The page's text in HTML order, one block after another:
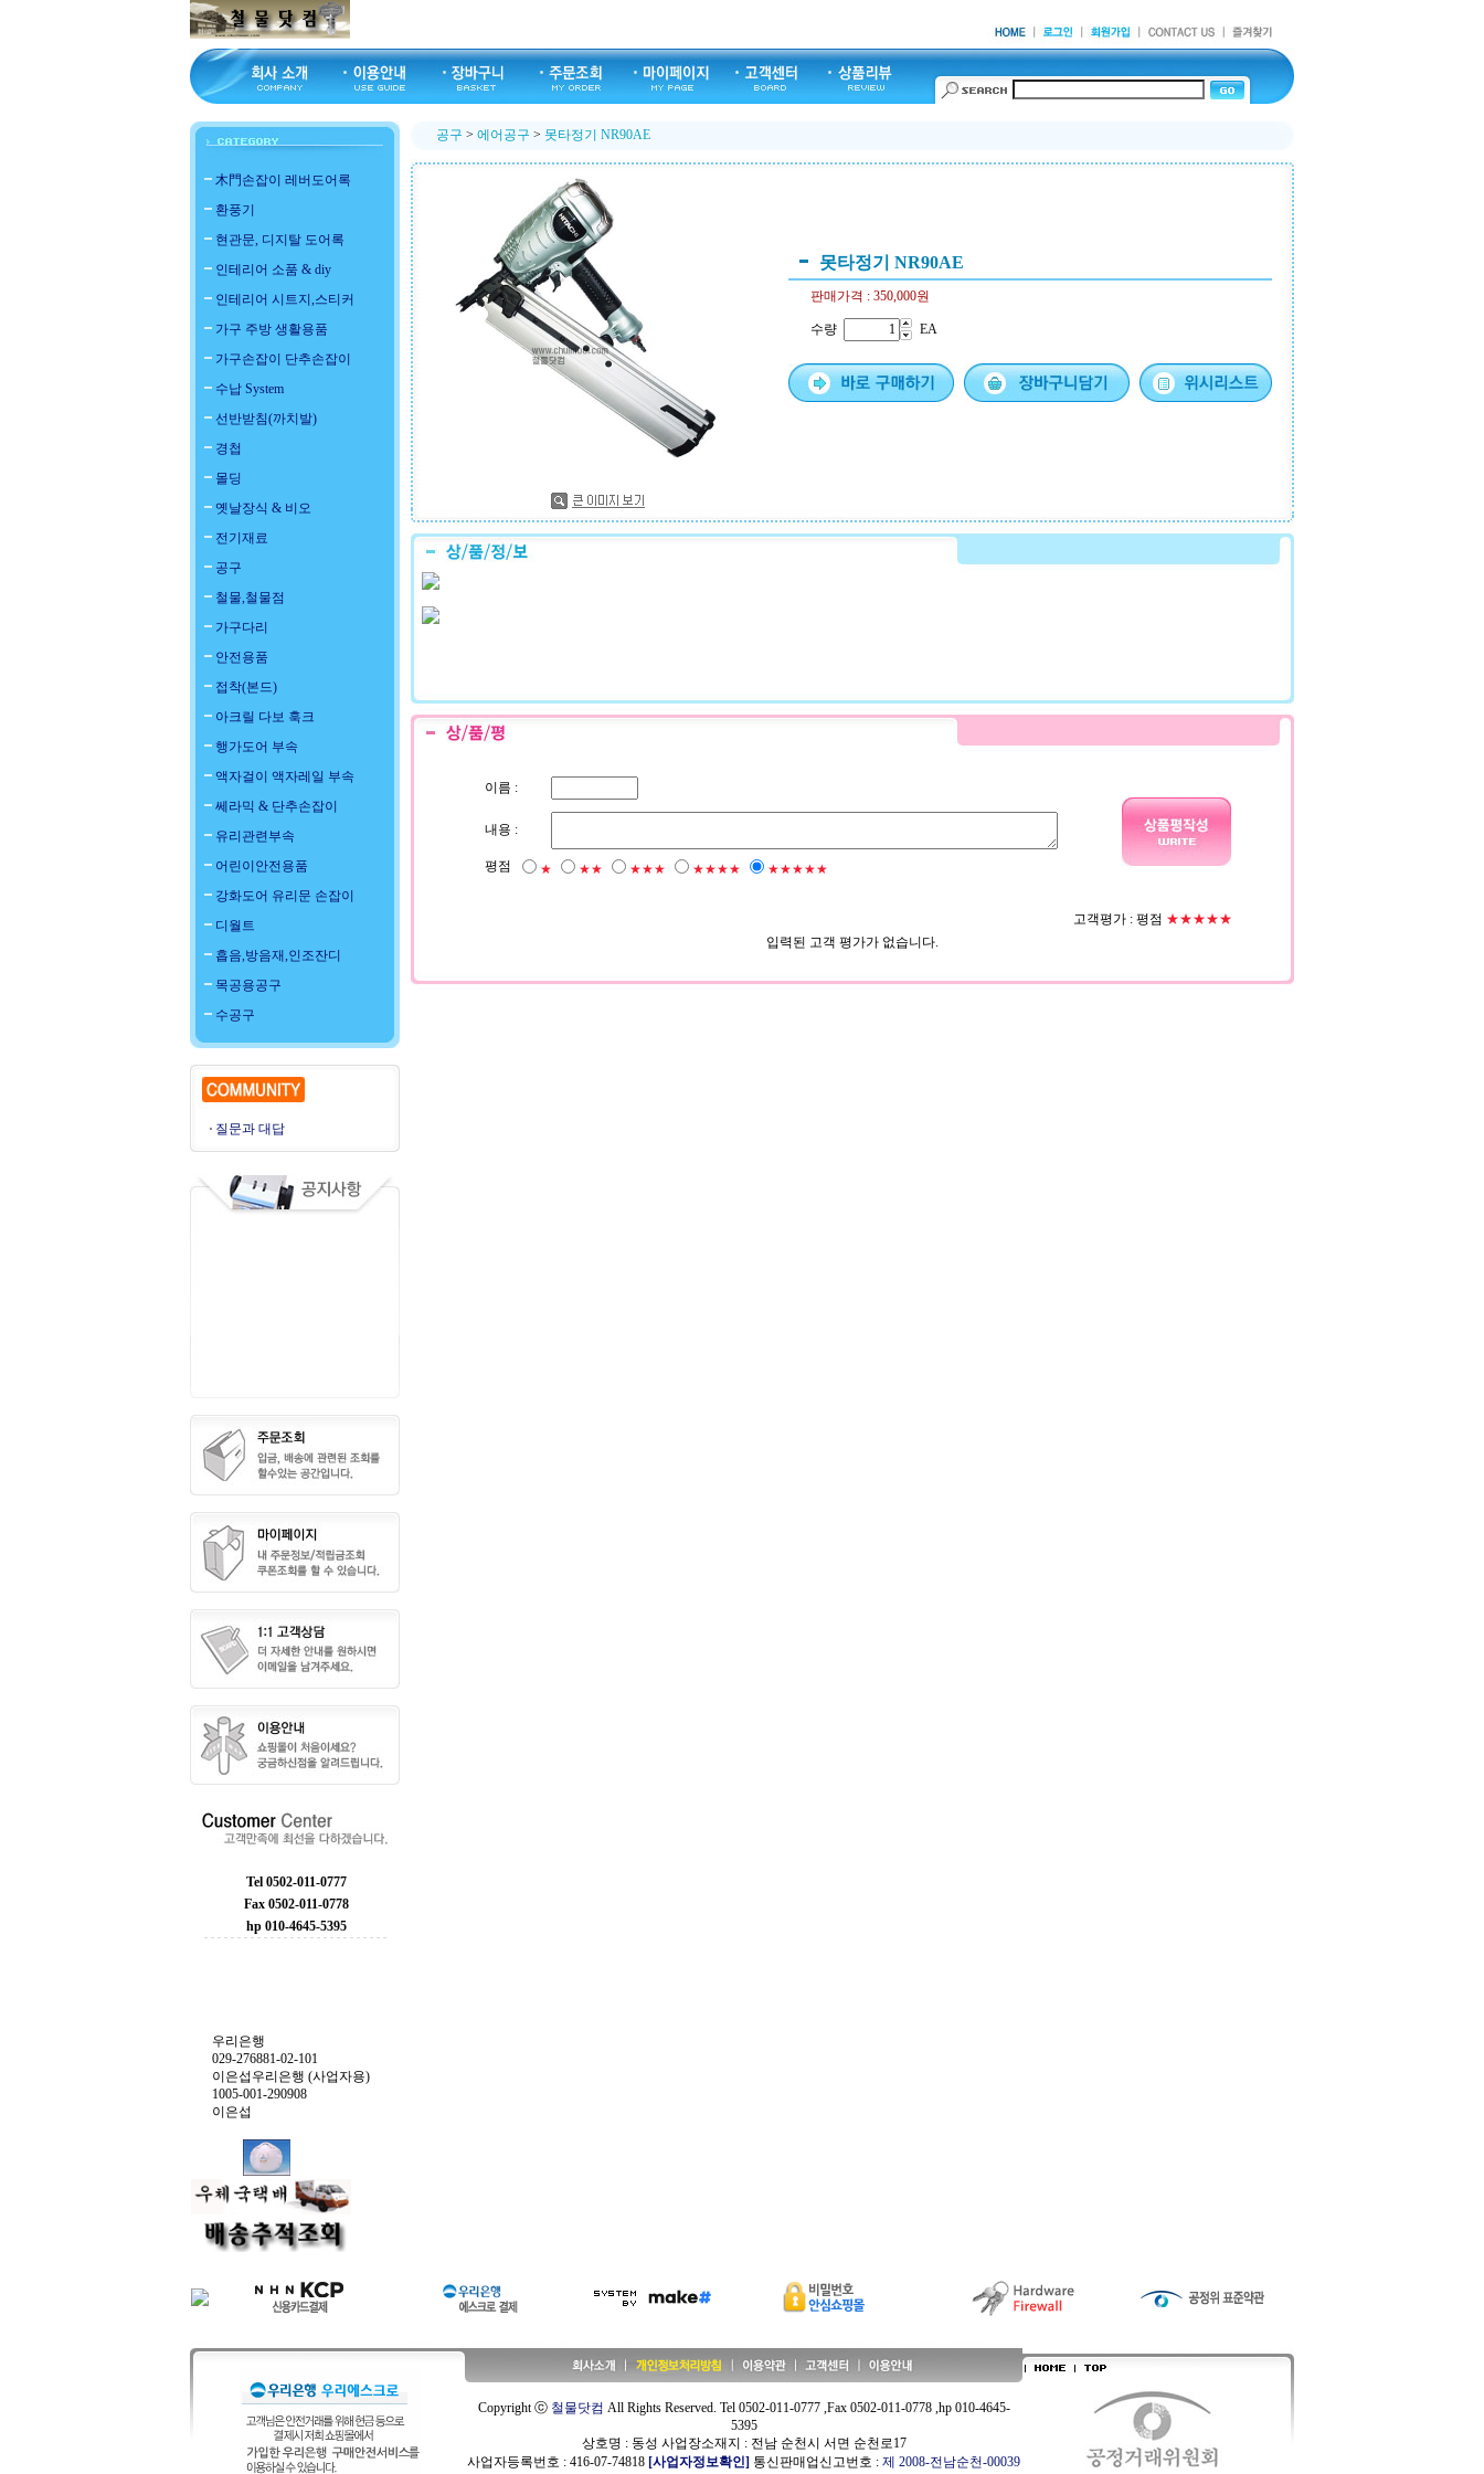
木門손잡이 레버도어록
환풍기
현관문, 디지탈 도어록
인테리어 소품 & diy
인테리어 시트지,스티커
가구 주방 생활용품
가구손잡이 단추손잡이
수납 System
선반받침(까치발)
경첩
몰딩
옛날장식 & 비오
전기재료
공구
철물,철물점
가구다리
안전용품
접착(본드)
아크릴 다보 훅크
행가도어 부속
액자걸이 액자레일 부속
쎄라믹 & 단추손잡이
유리관련부속
어린이안전용품
강화도어 유리문 손잡이
디월트
흡음,방음재,인조잔디
목공용공구
수공구
질문과 대답
Tel 0502-011-0777
Fax 0502-011-0778
hp 010-4645-5395
우리은행
029-276881-02-101
이은섭우리은행 (사업자용)
1005-001-290908
이은섭
공구 > 에어공구 > 못타정기 NR90AE
못타정기 NR90AE
판매가격 : 350,000원
수량 EA
이름 :
내용 :
평점 ★ ★★ ★★★ ★★★★ ★★★★★
고객평가 : 평점 ★★★★★
입력된 고객 평가가 없습니다.
Copyright ⓒ 철물닷컴 All Rights Reserved. Tel 0502-011-0777 ,Fax 0502-011-0778 ,hp 010-4645-
5395
상호명 : 동성 사업장소재지 : 전남 순천시 서면 순천로17
사업자등록번호 : 416-07-74818 [사업자정보확인] 통신판매업신고번호 : 제 2008-전남순천-00039